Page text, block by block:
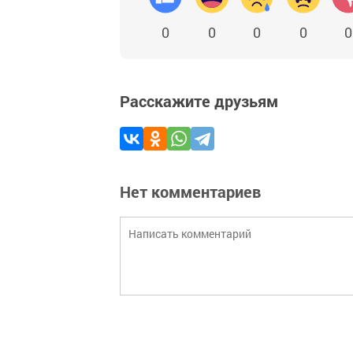
0 0 0 0 0
Расскажите друзьям
Нет комментариев